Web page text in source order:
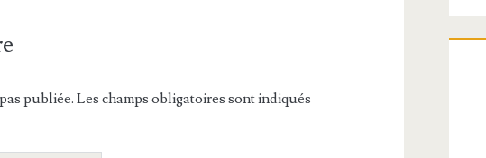
publiée. Les champs obligatoires sont indiqués